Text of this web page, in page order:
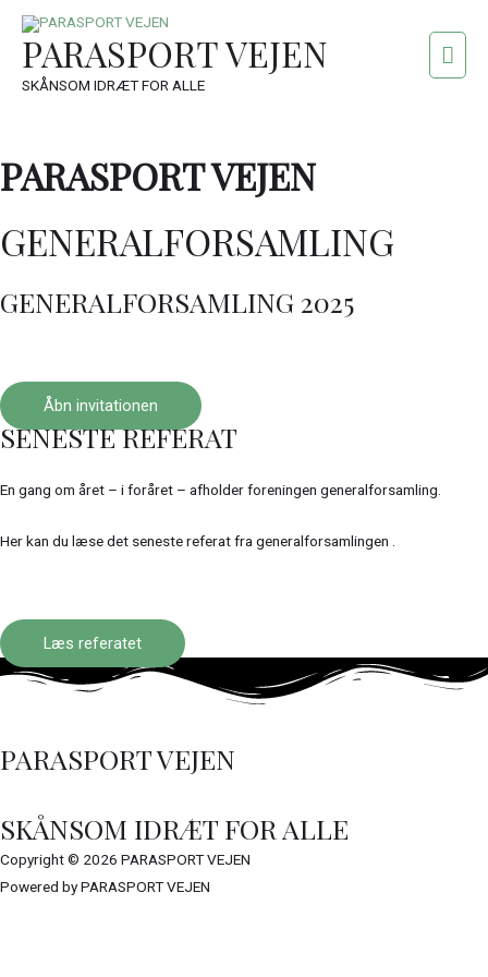
PARASPORT VEJEN
SKÅNSOM IDRÆT FOR ALLE
PARASPORTVEJEN
GENERALFORSAMLING
GENERALFORSAMLING 2025
Åbn invitationen
SENESTE REFERAT
En gang om året – i foråret – afholder foreningen generalforsamling.
Her kan du læse det seneste referat fra generalforsamlingen .
Læs referatet
PARASPORT VEJEN
SKÅNSOM IDRÆT FOR ALLE
Copyright © 2026 PARASPORT VEJEN
Powered by PARASPORT VEJEN